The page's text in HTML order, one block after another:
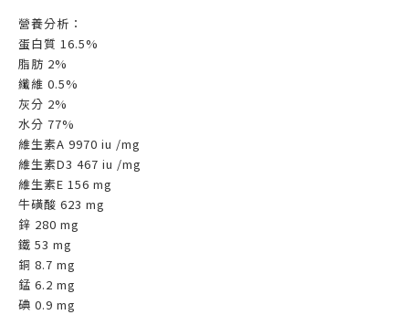
營養分析：
蛋白質 16.5%
脂肪 2%
纖維 0.5%
灰分 2%
水分 77%
維生素A 9970 iu /mg
維生素D3 467 iu /mg
維生素E 156 mg
牛磺酸 623 mg
鋅 280 mg
鐵 53 mg
銅 8.7 mg
錳 6.2 mg
碘 0.9 mg